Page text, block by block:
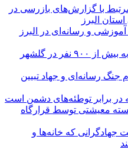
با گزارش‌های بازرسی در
البرز
و رسانه‌ای در البرز
ارائه خدمات رایگان سلامت به بیش از ۹۰۰ نفر در گلشهر
رسانه‌ای و جهاد تبیین
در برابر توطئه‌های دشمن است
بسته معیشتی توسط قرارگاه
جهادگرانی که خانه‌ها و